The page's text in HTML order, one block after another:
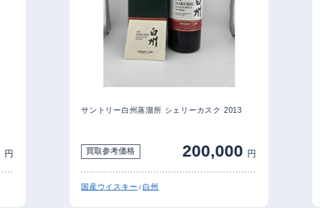
円
サントリー白州蒸溜所 シェリーカスク 2013
買取参考価格 200,000 円
国産ウイスキー/ 白州